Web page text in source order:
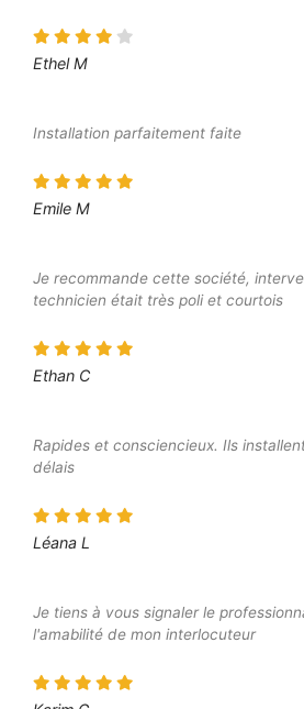
Ethel M
Installation parfaitement faite
Emile M
Je recommande cette société,
technicien était très poli et courtois
Ethan C
Rapides et consciencieux. Ils
délais
Léana L
Je tiens à vous signaler le
l'amabilité de mon interlocuteur